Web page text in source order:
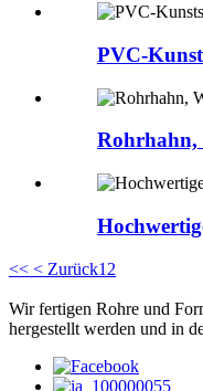
PVC-
Rohrhahn,
<< < Zurück1 2
Wir fertigen Rohre und
hergestellt werden und in